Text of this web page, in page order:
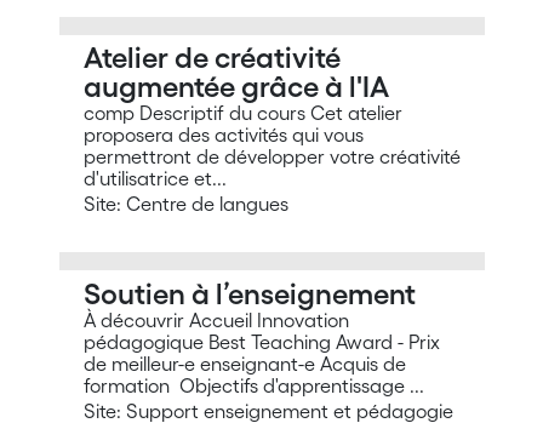
Atelier de créativité
augmentée grâce à l'IA
comp Descriptif du cours Cet atelier
proposera des activités qui vous
permettront de développer votre créativité
d'utilisatrice et...
Site: Centre de langues
Soutien à l’enseignement
À découvrir Accueil Innovation
pédagogique Best Teaching Award - Prix
de meilleur-e enseignant-e Acquis de
formation Objectifs d'apprentissage ...
Site: Support enseignement et pédagogie